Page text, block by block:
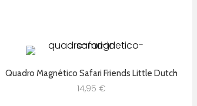
Quadro Magnético Safari Friends Little Dutch
14,95 €